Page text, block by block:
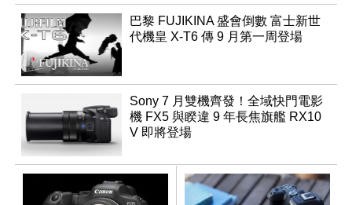
巴黎 FUJIKINA 盛會倒數 富士新世
代機皇 X-T6 傳 9 月第一周登場
Sony 7 月雙機齊發！全域快門電影
機 FX5 與睽違 9 年長焦旗艦 RX10
V 即將登場